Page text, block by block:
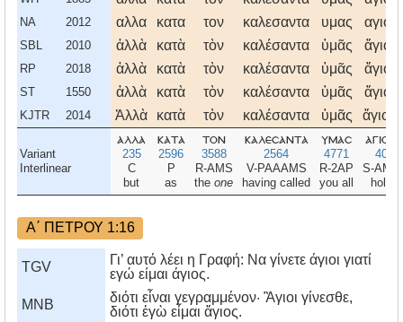
NA 2012 αλλα κατα τον καλεσαντα υμας αγιον
SBL 2010 ἀλλὰ κατὰ τὸν καλέσαντα ὑμᾶς ἅγιον
RP 2018 ἀλλὰ κατὰ τὸν καλέσαντα ὑμᾶς ἅγιον
ST 1550 ἀλλὰ κατὰ τὸν καλέσαντα ὑμᾶς ἅγιον
KJTR 2014 Ἀλλὰ κατὰ τὸν καλέσαντα ὑμᾶς ἅγιον,
Variant
Interlinear
αλλα
235
C
but
κατα
2596
P
as
τον
3588
R-AMS
the one
καλεσαντα
2564
V-PAAAMS
having called
υμασ
4771
R-2AP
you all
αγιον
40
S-AMS
holy
Α΄ ΠΕΤΡΟΥ 1:16
TGV
Γι’ αυτό λέει η Γραφή: Να γίνετε άγιοι γιατί
εγώ είμαι άγιος.
MNB
διότι εἶναι γεγραμμένον· Ἃγιοι γίνεσθε,
διότι ἐγὼ εἶμαι ἅγιος.